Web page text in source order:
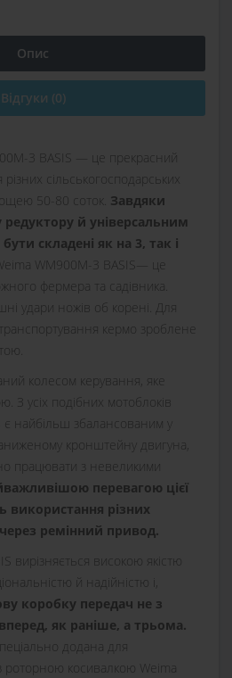
Опис
Відгуки (0)
3 BASIS — це прекрасний
різних сільськогосподарських
50-80 соток. Завдяки
й універсальним
складені як на 3, так і
WM900M-3 BASIS— це
фермера та садівника.
удари ножів об корені. Для
кермо зроблене
колесом керування, яке
З усіх подібних мотоблоків
найбільш збалансованим у
кронштейну двигуна,
працювати з невеликими
перевагою цієї
використання різних
ремінний привод.
вирізняється високою якістю
й надійністю і,
коробку передач не з
як раніше, а трьома.
додана для
роторною косивалкою Weima